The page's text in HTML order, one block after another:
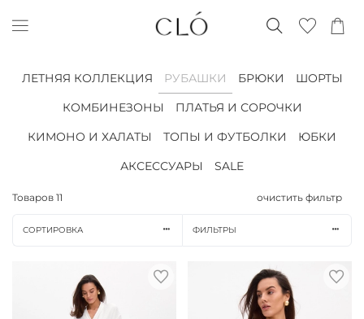
ЛЕТНЯЯ КОЛЛЕКЦИЯ РУБАШКИ БРЮКИ
ШОРТЫ
КОМБИНЕЗОНЫ
ПЛАТЬЯ И СОРОЧКИ
КИМОНО И ХАЛАТЫ
ТОПЫ И ФУТБОЛКИ
ЮБКИ
АКСЕССУАРЫ
SALE
Товаров 11 очистить фильтр
СОРТИРОВКА ФИЛЬТРЫ